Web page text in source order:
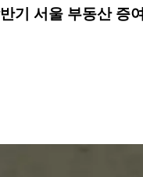
기 서울 부동산 증